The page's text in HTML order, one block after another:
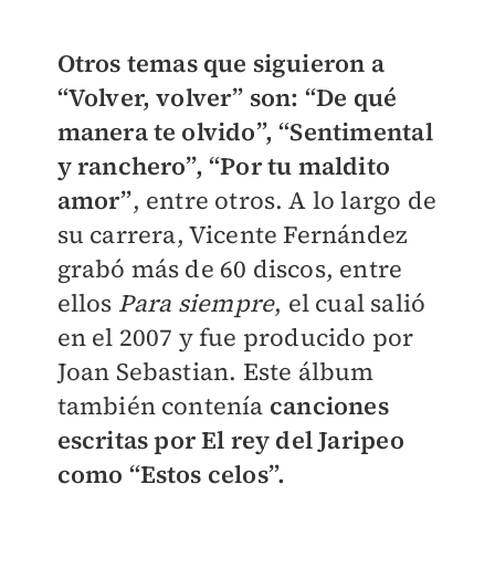
Otros temas que siguieron a
“Volver, volver” son: “De qué
manera te olvido”, “Sentimental
y ranchero”, “Por tu maldito
amor”, entre otros. A lo largo de
su carrera, Vicente Fernández
grabó más de 60 discos, entre
ellos Para siempre, el cual salió
en el 2007 y fue producido por
Joan Sebastian. Este álbum
también contenía canciones
escritas por El rey del Jaripeo
como “Estos celos”.